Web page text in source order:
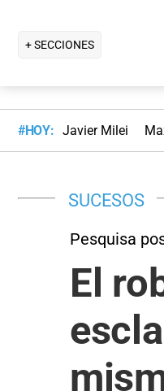
+ SECCIONES
#HOY: Javier Milei
SUCESOS
Pesquisa
El